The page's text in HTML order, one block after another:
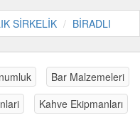
SİRKELİK BİRADLI
Bar Malzemeleri
Kahve Ekipmanları